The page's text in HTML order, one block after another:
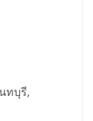
ทบุรี,